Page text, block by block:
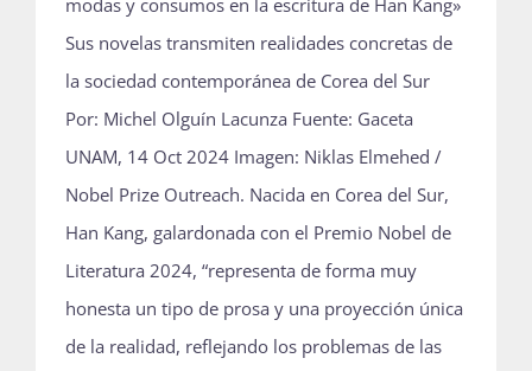
modas y consumos en la escritura de Han Kang»
Sus novelas transmiten realidades concretas de
la sociedad contemporánea de Corea del Sur
Por: Michel Olguín Lacunza Fuente: Gaceta
UNAM, 14 Oct 2024 Imagen: Niklas Elmehed /
Nobel Prize Outreach. Nacida en Corea del Sur,
Han Kang, galardonada con el Premio Nobel de
Literatura 2024, “representa de forma muy
honesta un tipo de prosa y una proyección única
de la realidad, reflejando los problemas de las